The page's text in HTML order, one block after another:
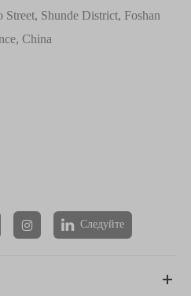
Shunde District, Foshan
China
 Следуйте